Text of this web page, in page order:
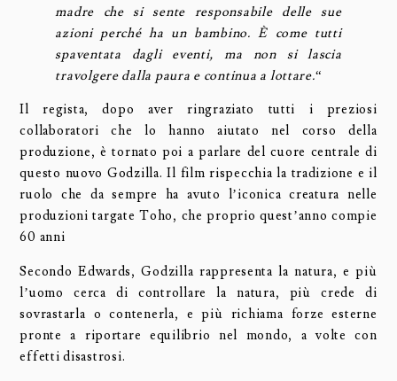
madre che si sente responsabile delle sue
azioni perché ha un bambino. È come tutti
spaventata dagli eventi, ma non si lascia
travolgere dalla paura e continua a lottare.“
Il regista, dopo aver ringraziato tutti i preziosi
collaboratori che lo hanno aiutato nel corso della
produzione, è tornato poi a parlare del cuore centrale di
questo nuovo Godzilla. Il film rispecchia la tradizione e il
ruolo che da sempre ha avuto l’iconica creatura nelle
produzioni targate Toho, che proprio quest’anno compie
60 anni
Secondo Edwards, Godzilla rappresenta la natura, e più
l’uomo cerca di controllare la natura, più crede di
sovrastarla o contenerla, e più richiama forze esterne
pronte a riportare equilibrio nel mondo, a volte con
effetti disastrosi.